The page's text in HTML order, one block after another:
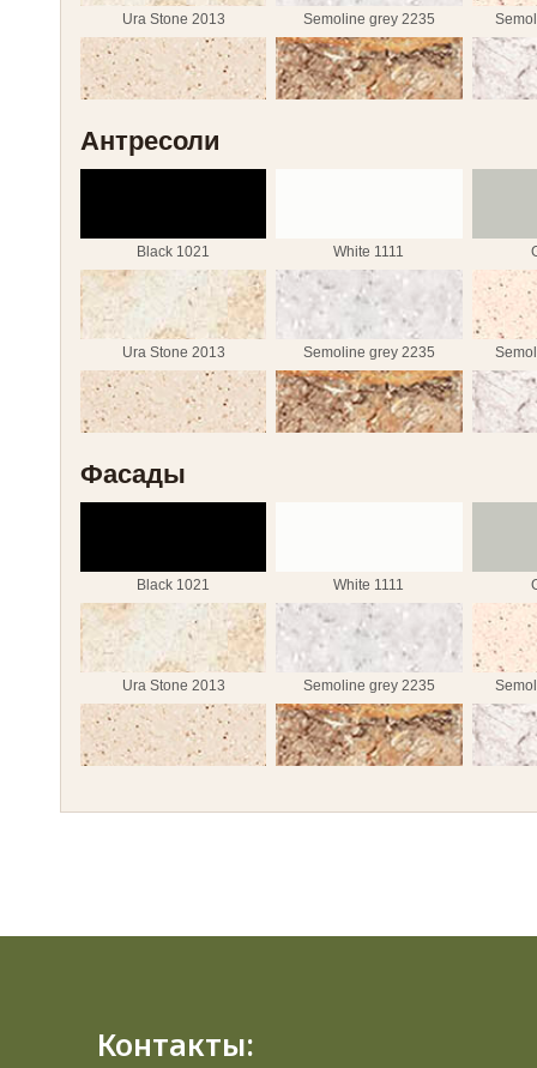
Ura Stone 2013 Semoline grey 2235
Freestyle 5018 Weisshorn 7001
White Marble 7402 Galaxy black 7420
Антресоли
Black 1021 White 1111
Ura Stone 2013 Semoline grey 2235
Freestyle 5018 Weisshorn 7001
White Marble 7402 Galaxy black 7420
Фасады
Black 1021 White 1111
Ura Stone 2013 Semoline grey 2235
Контакты: